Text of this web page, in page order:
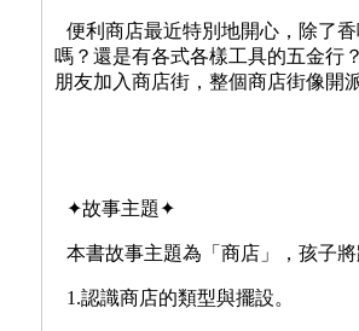
便利商店最近特別地開心，除了
嗎？還是有各式各樣工具的五金行
朋友加入商店街，整個商店街像開
✦故事主題✦
本書故事主題為「商店」，孩子將
1.認識商店的類型與擺設。